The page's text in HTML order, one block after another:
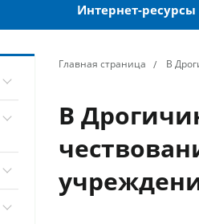
Интернет-ресурсы
Главная страница В
В